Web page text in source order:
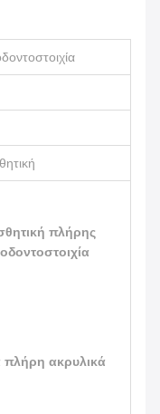
πλήρης
πλήρη ακρυλικά